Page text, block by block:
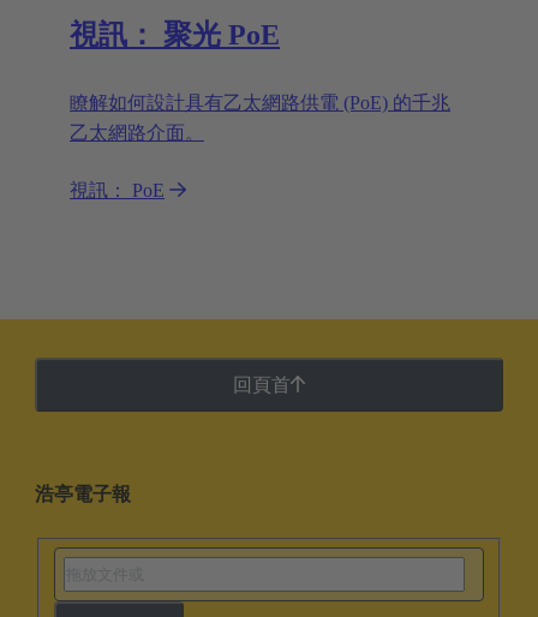
視訊： 聚光 PoE
瞭解如何設計具有乙太網路供電 (PoE) 的千兆
乙太網路介面。
視訊： PoE
回頁首
浩亭電子報